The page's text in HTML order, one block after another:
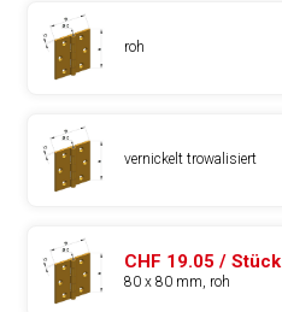
roh
vernickelt trowalisiert
CHF 19.05 / Stück
80 x 80 mm, roh